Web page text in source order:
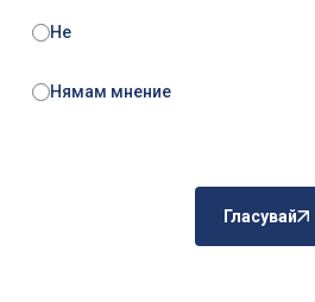
Не
Нямам мнение
Гласувай